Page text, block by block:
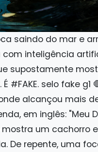
saindo do mar e
inteligência
supostamente
#FAKE. selo fake
alcançou mais
em inglês: "Meu
mostra um cachorro
De repente, uma